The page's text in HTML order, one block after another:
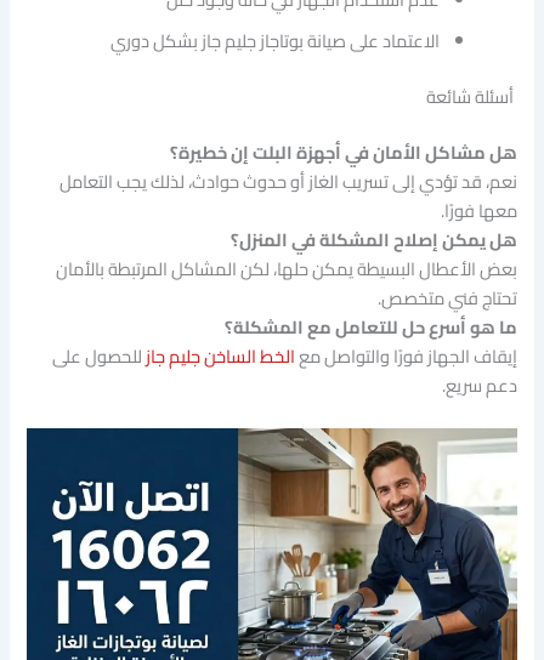
الاعتماد على صيانة بوتاجاز جليم جاز بشكل دوري
أسئلة شائعة
هل مشاكل الأمان في أجهزة البلت إن خطيرة؟
نعم، قد تؤدي إلى تسريب الغاز أو حدوث حوادث، لذلك يجب التعامل
معها فورًا.
هل يمكن إصلاح المشكلة في المنزل؟
بعض الأعطال البسيطة يمكن حلها، لكن المشاكل المرتبطة بالأمان
تحتاج فني متخصص.
ما هو أسرع حل للتعامل مع المشكلة؟
إيقاف الجهاز فورًا والتواصل معالخط الساخن جليم جازللحصول على
دعم سريع.